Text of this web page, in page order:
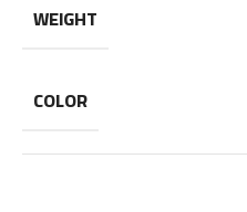
WEIGHT
COLOR